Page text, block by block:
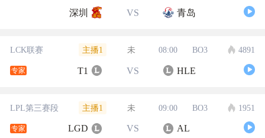
深圳 VS 青岛
LCK联赛 主播1 未 08:00 BO3 4891
专家 T1 VS HLE
LPL第三赛段 主播1 未 09:00 BO3 1951
专家 LGD VS AL